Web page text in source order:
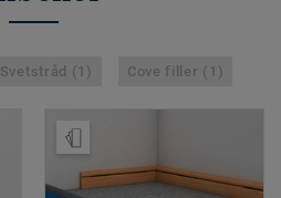
Svetstråd (1) Cove filler (1)